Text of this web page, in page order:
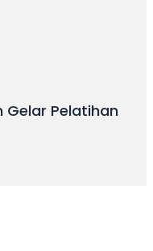
Gelar Pelatihan